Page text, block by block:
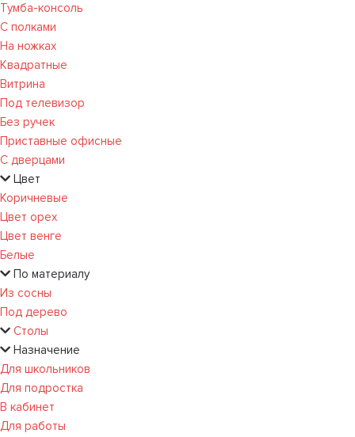
Тумба-консоль
С полками
На ножках
Квадратные
Витрина
Под телевизор
Без ручек
Приставные офисные
С дверцами
Цвет
Коричневые
Цвет орех
Цвет венге
Белые
По материалу
Из сосны
Под дерево
Столы
Назначение
Для школьников
Для подростка
В кабинет
Для работы